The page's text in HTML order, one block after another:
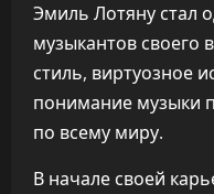
Эмиль Лотяну стал
музыкантов своего
стиль, виртуозное
понимание музыки
по всему миру.
В начале своей